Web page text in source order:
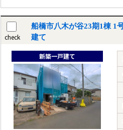
check
船橋市八木が谷23期1棟 1
建て
新築一戸建て